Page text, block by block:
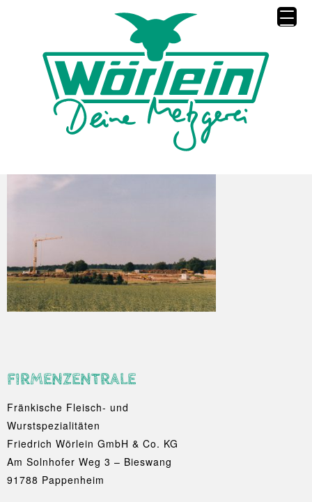
FIRMENZENTRALE
Fränkische Fleisch- und
Wurstspezialitäten
Friedrich Wörlein GmbH & Co. KG
Am Solnhofer Weg 3 – Bieswang
91788 Pappenheim